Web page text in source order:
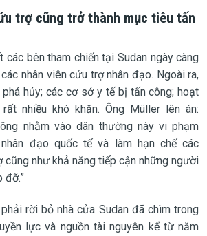
trợ cũng trở thành mục tiêu tấn
các bên tham chiến tại Sudan ngày càng
nhân viên cứu trợ nhân đạo. Ngoài ra,
hủy; các cơ sở y tế bị tấn công; hoạt
nhiều khó khăn. Ông Müller lên án:
nhằm vào dân thường này vi phạm
đạo quốc tế và làm hạn chế các
cũng như khả năng tiếp cận những người
đỡ.”
rời bỏ nhà cửa Sudan đã chìm trong
lực và nguồn tài nguyên kể từ năm